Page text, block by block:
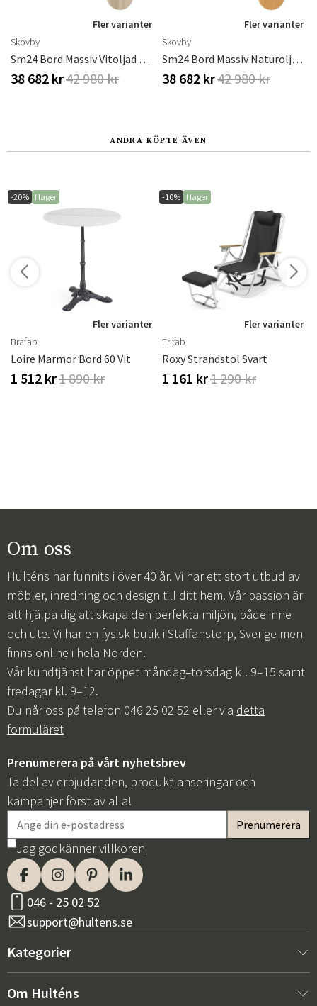
Fler varianter
Skovby
Sm24 Bord Massiv Vitoljad Ek 200-356(512)x100x73 Cm
38 682 kr42 980 kr
Fler varianter
Skovby
Sm24 Bord Massiv Naturoljad Ek 200-356(512)x100x73 Cm
38 682 kr42 980 kr
ANDRA KÖPTE ÄVEN
-20% I lager
Fler varianter
Brafab
Loire Marmor Bord 60 Vit
1 512 kr1 890 kr
-10% I lager
Fler varianter
Fritab
Roxy Strandstol Svart
1 161 kr1 290 kr
Om oss
Hulténs har funnits i över 40 år. Vi har ett stort utbud av
möbler, inredning och design till ditt hem. Vår passion är
att hjälpa dig att skapa den perfekta miljön, både inne
och ute. Vi har en fysisk butik i Staffanstorp, Sverige men
finns online i hela Norden.
Vår kundtjänst har öppet måndag–torsdag kl. 9–15 samt
fredagar kl. 9–12.
Du når oss på telefon 046 25 02 52 eller via detta
formuläret
Prenumerera på vårt nyhetsbrev
Ta del av erbjudanden, produktlanseringar och
kampanjer först av alla!
Jag godkännervillkoren
046 - 25 02 52
support@hultens.se
Kategorier
Nytt hos oss
Om Hulténs